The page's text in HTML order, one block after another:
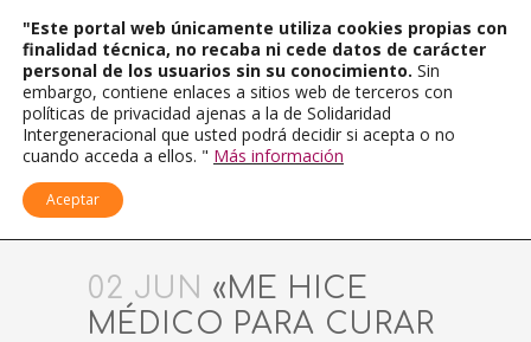
02 JUN «ME HICE
MÉDICO PARA CURAR
"Este portal web únicamente utiliza cookies propias con
finalidad técnica, no recaba ni cede datos de carácter
personal de los usuarios sin su conocimiento. Sin
embargo, contiene enlaces a sitios web de terceros con
políticas de privacidad ajenas a la de Solidaridad
Intergeneracional que usted podrá decidir si acepta o no
cuando acceda a ellos. " Más información
Aceptar